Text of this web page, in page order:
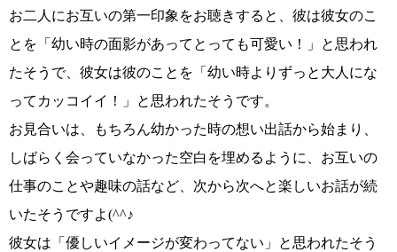
お二人にお互いの第一印象をお聴きすると、彼は彼女のこ
とを 「幼い時の面影があってとっても可愛い！」
と思われ
たそうで、彼女は彼のことを 「幼い時よりずっと大人にな
ってカッコイイ！」
と思われたそうです。
お見合いは、もちろん幼かった時の想い出話から始まり
しばらく会っていなかった空白を埋めるように、お互いの
仕事のことや趣味の話など、次から次へと楽しいお話が続
いたそうですよ(^^♪
彼女は 「優しいイメージが変わってない」
と思われたそう